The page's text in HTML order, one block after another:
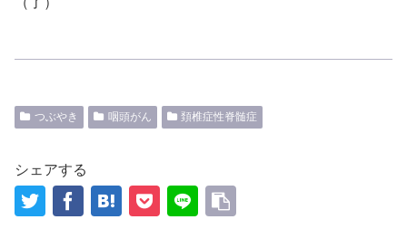
つぶやき 咽頭がん 頚椎症性脊髄症
シェアする